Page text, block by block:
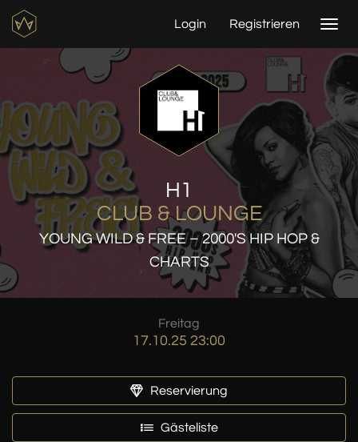
Login Registrieren
H1
CLUB & LOUNGE
YOUNG WILD & FREE – 2000'S HIP HOP &
CHARTS
Freitag
17.10.25 23:00
Reservierung
Gästeliste